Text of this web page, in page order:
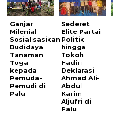
Ganjar
Milenial
Sosialisasikan
Budidaya
Tanaman
Toga
kepada
Pemuda-
Pemudi di
Palu
Sederet
Elite Partai
Politik
hingga
Tokoh
Hadiri
Deklarasi
Ahmad Ali-
Abdul
Karim
Aljufri di
Palu